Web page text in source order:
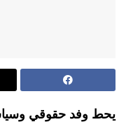
يحط وفد حقوقي